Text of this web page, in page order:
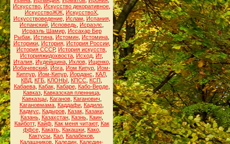
Искусство Искусство декоративное
ИскусствоЖЖ ИскусствоХ
Искусствоведение, Ислам Испания,
Испанский Исповедь Исраэлс
Исраэль Шамир, Иссахар Бер
Рыбак Истина Истомин Истомина
Историки, История, История России,
История СССР, История искусств
Историяжидохвоста Исход Ит,
Италия, Иудейщина, Ихлов, Ищенко,
Йобачевский Йога Йом Кипур Йом-
Киппур, Йом-Кипур, Йорданс КАЛ,
КВД КГБ КЛОНЫ КПСС КСП
Кабаева, Кабак, Кабаре, Кабо-Верде,
Кавказ, Кавказская пленница,
Кавказцы, Каганов, Каганович
Кагановмама Каддафи Кадило
Кадмус
Кадыров, Казак, Казаки,
Казань, Казахстан, Казнь, Каин,
Кайботт, Кайф, Как меня читают, Как
ффсе, Какать, Какашки, Како,
Кактусы Кал Калабеков
Калашников Каледин Каледин-